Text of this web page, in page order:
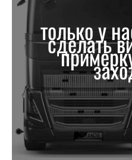
только у
сделать